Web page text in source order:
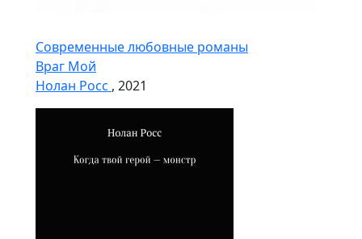
Современные любовные романы
Враг Мой
Нолан Росс , 2021